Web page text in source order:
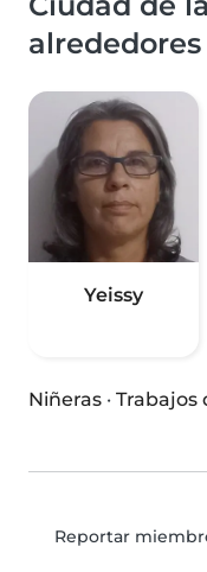
alrededores
Yeissy
Niñeras · Trabajos
Reportar